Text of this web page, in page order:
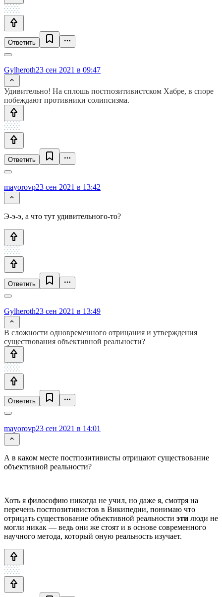
Ответить
Gylheroth23 сен 2021 в 09:47
Удивительно! На сплошь постпозитивистском Хабре, в споре
побеждают противники солипсизма.
Ответить
mayorovp23 сен 2021 в 13:42
Э-э-э, а что тут удивительного-то?
Ответить
Gylheroth23 сен 2021 в 13:49
В сложности одновременного отрицания и утверждения
существования объективной реальности?
Ответить
mayorovp23 сен 2021 в 14:01
А в каком месте постпозитивисты отрицают существование
объективной реальности?
Хоть я философию никогда не учил, но даже я, смотря на
перечень постпозитивистов в Википедии, понимаю что
отрицать существование объективной реальности эти люди не
могли никак — ведь они же стоят и в основе современного
научного метода, который оную реальность изучает.